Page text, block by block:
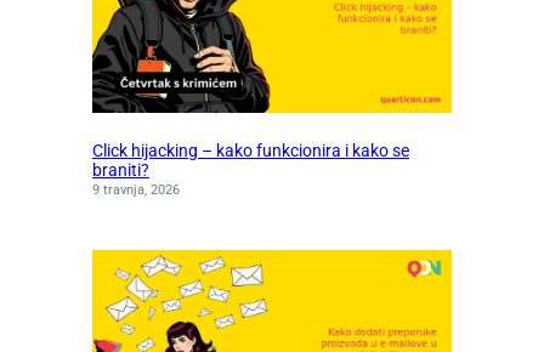
Click hijacking – kako funkcionira i kako se
braniti?
9 travnja, 2026